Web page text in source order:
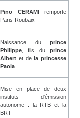
Pino CERAMIremporte
Paris-Roubaix
Naissance du prince
Philippe , fils du prince
Albert et dela princesse
Paola
Mise en place de deux
instituts d'émission
autonome : la RTB et la
BRT